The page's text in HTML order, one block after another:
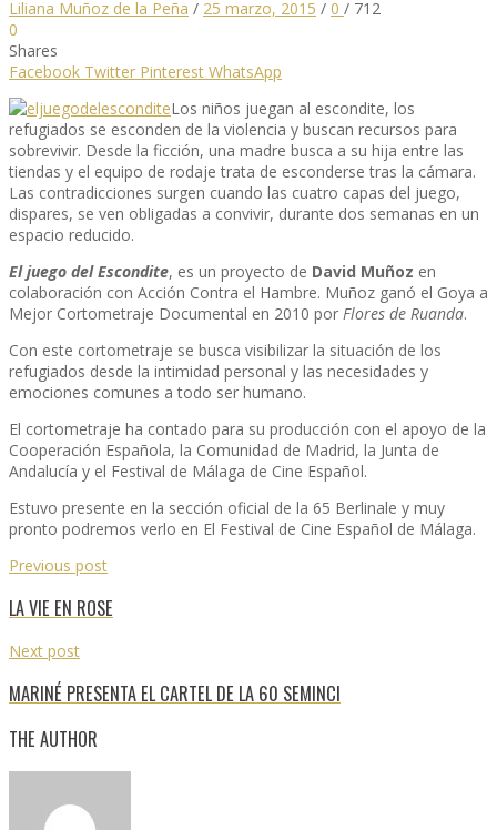
Liliana Muñoz de la Peña / 25 marzo, 2015 / 0 / 712
0
Shares
Facebook Twitter Pinterest WhatsApp
Los niños juegan al escondite, los
refugiados se esconden de la violencia y buscan recursos para
sobrevivir. Desde la ficción, una madre busca a su hija entre las
tiendas y el equipo de rodaje trata de esconderse tras la cámara.
Las contradicciones surgen cuando las cuatro capas del juego,
dispares, se ven obligadas a convivir, durante dos semanas en un
espacio reducido.
El juego del Escondite, es un proyecto de David Muñoz en
colaboración con Acción Contra el Hambre. Muñoz ganó el Goya a
Mejor Cortometraje Documental en 2010 por Flores de Ruanda.
Con este cortometraje se busca visibilizar la situación de los
refugiados desde la intimidad personal y las necesidades y
emociones comunes a todo ser humano.
El cortometraje ha contado para su producción con el apoyo de la
Cooperación Española, la Comunidad de Madrid, la Junta de
Andalucía y el Festival de Málaga de Cine Español.
Estuvo presente en la sección oficial de la 65 Berlinale y muy
pronto podremos verlo en El Festival de Cine Español de Málaga.
Previous post
LA VIE EN ROSE
Next post
MARINÉ PRESENTA EL CARTEL DE LA 60 SEMINCI
THE AUTHOR